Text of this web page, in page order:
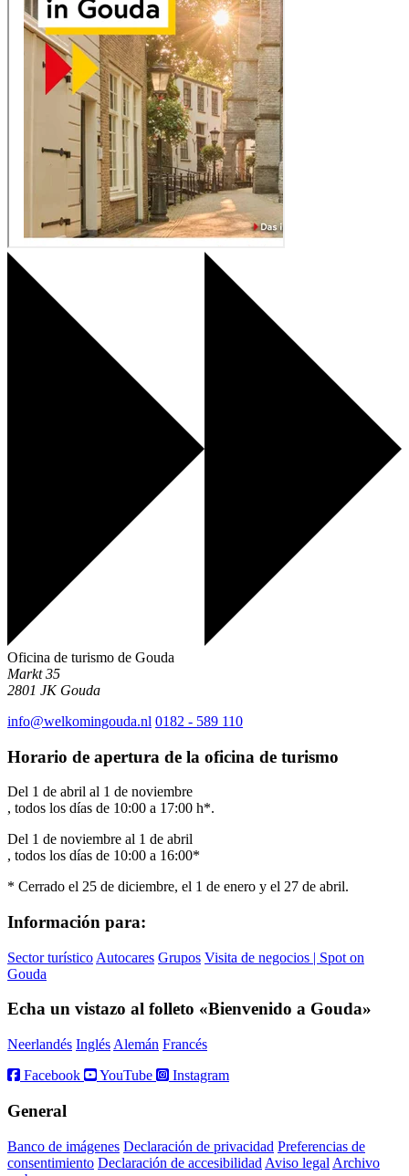
Oficina de turismo de Gouda
Markt 35
2801 JK Gouda
info@welkomingouda.nl 0182 - 589 110
Horario de apertura de la oficina de turismo
Del 1 de abril al 1 de noviembre
, todos los días de 10:00 a 17:00 h*.
Del 1 de noviembre al 1 de abril
, todos los días de 10:00 a 16:00*
* Cerrado el 25 de diciembre, el 1 de enero y el 27 de abril.
Información para:
Sector turístico Autocares Grupos Visita de negocios | Spot on
Gouda
Echa un vistazo al folleto «Bienvenido a Gouda»
Neerlandés Inglés Alemán Francés
Facebook
YouTube Instagram
General
Banco de imágenes Declaración de privacidad Preferencias de
consentimiento Declaración de accesibilidad Aviso legal Archivo